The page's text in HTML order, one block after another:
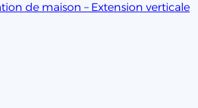
de maison – Extension verticale